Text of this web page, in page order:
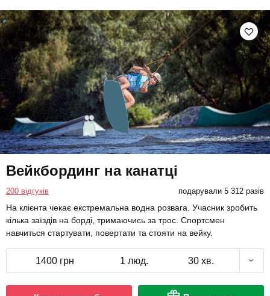
Вейкбординг на канатці
200 відгуків подарували 5 312 разів
На клієнта чекає екстремальна водна розвага. Учасник зробить
кілька заїздів на борді, тримаючись за трос. Спортсмен
навчиться стартувати, повертати та стояти на вейку.
1400 грн 1 люд. 30 хв.